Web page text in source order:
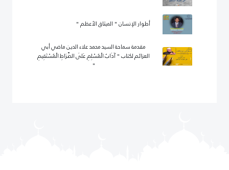
أطوار الإنسان " الميثاق الأعظم "
مقدمة سماحة السيد محمد علاء الدين ماضي أبي
العزائم لكتاب " آدَابُ الْمُسْلِمِ عَلَى الصِّرَاطِ الْمُسْتَقِيمِ
"